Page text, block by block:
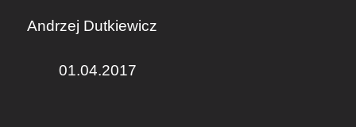
Andrzej Dutkiewicz
01.04.2017